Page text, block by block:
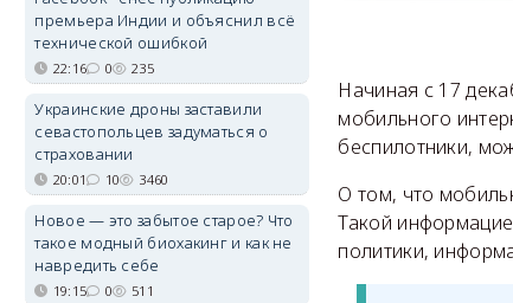
Начиная с 17
мобильного
беспилотники,
О том, что
Такой
политики,
премьера Индии и объяснил всё
технической ошибкой
22:16 0 235
Украинские дроны заставили
севастопольцев задуматься о
страховании
20:01 10 3460
Новое — это забытое старое? Что
такое модный биохакинг и как не
навредить себе
19:15 0 511